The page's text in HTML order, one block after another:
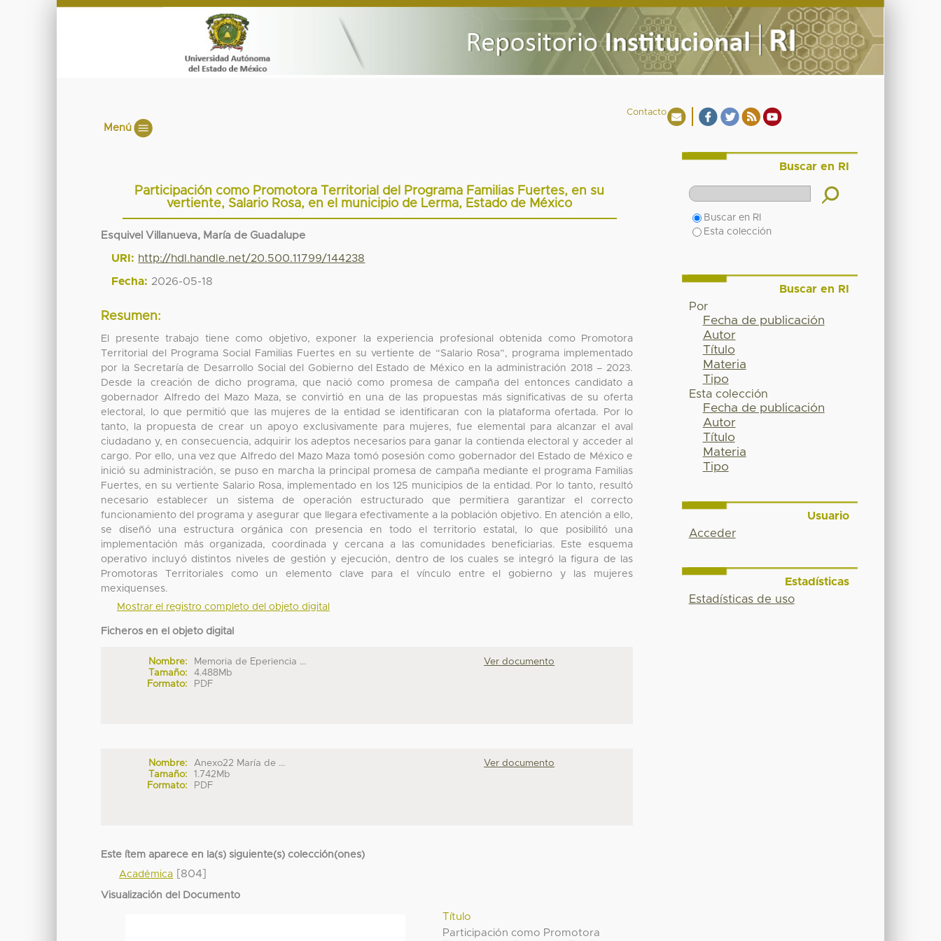
Contacto
Menú
Participación como Promotora Territorial del Programa Familias Fuertes, en su
vertiente, Salario Rosa, en el municipio de Lerma, Estado de México
Esquivel Villanueva, María de Guadalupe
URI: http://hdl.handle.net/20.500.11799/144238
Fecha: 2026-05-18
Resumen:
El presente trabajo tiene como objetivo, exponer la experiencia profesional obtenida como Promotora
Territorial del Programa Social Familias Fuertes en su vertiente de “Salario Rosa”, programa implementado
por la Secretaría de Desarrollo Social del Gobierno del Estado de México en la administración 2018 – 2023.
Desde la creación de dicho programa, que nació como promesa de campaña del entonces candidato a
gobernador Alfredo del Mazo Maza, se convirtió en una de las propuestas más significativas de su oferta
electoral, lo que permitió que las mujeres de la entidad se identificaran con la plataforma ofertada. Por lo
tanto, la propuesta de crear un apoyo exclusivamente para mujeres, fue elemental para alcanzar el aval
ciudadano y, en consecuencia, adquirir los adeptos necesarios para ganar la contienda electoral y acceder al
cargo. Por ello, una vez que Alfredo del Mazo Maza tomó posesión como gobernador del Estado de México e
inició su administración, se puso en marcha la principal promesa de campaña mediante el programa Familias
Fuertes, en su vertiente Salario Rosa, implementado en los 125 municipios de la entidad. Por lo tanto, resultó
necesario establecer un sistema de operación estructurado que permitiera garantizar el correcto
funcionamiento del programa y asegurar que llegara efectivamente a la población objetivo. En atención a ello,
se diseñó una estructura orgánica con presencia en todo el territorio estatal, lo que posibilitó una
implementación más organizada, coordinada y cercana a las comunidades beneficiarias. Este esquema
operativo incluyó distintos niveles de gestión y ejecución, dentro de los cuales se integró la figura de las
Promotoras Territoriales como un elemento clave para el vínculo entre el gobierno y las mujeres
mexiquenses.
Mostrar el registro completo del objeto digital
Ficheros en el objeto digital
Nombre:
Memoria de Eperiencia ...
Tamaño:
4.488Mb
Formato:
PDF
Ver documento
Nombre:
Anexo22 María de ...
Tamaño:
1.742Mb
Formato:
PDF
Ver documento
Este ítem aparece en la(s) siguiente(s) colección(ones)
Académica [804]
Visualización del Documento
Título
Participación como Promotora
Buscar en RI
Buscar en RI
Esta colección
Buscar en RI
Por
Fecha de publicación
Autor
Título
Materia
Tipo
Esta colección
Fecha de publicación
Autor
Título
Materia
Tipo
Usuario
Acceder
Estadísticas
Estadísticas de uso